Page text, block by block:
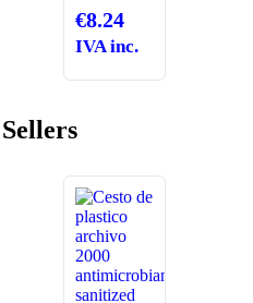
€8.24
IVA inc.